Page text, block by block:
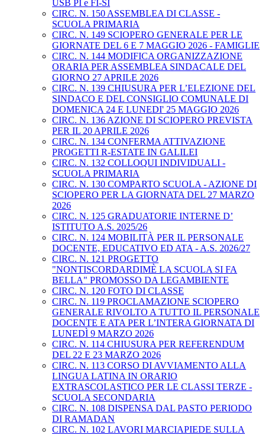
USB PI e FI-SI
CIRC. N. 150 ASSEMBLEA DI CLASSE -
SCUOLA PRIMARIA
CIRC. N. 149 SCIOPERO GENERALE PER LE
GIORNATE DEL 6 E 7 MAGGIO 2026 - FAMIGLIE
CIRC. N. 144 MODIFICA ORGANIZZAZIONE
ORARIA PER ASSEMBLEA SINDACALE DEL
GIORNO 27 APRILE 2026
CIRC. N. 139 CHIUSURA PER L’ELEZIONE DEL
SINDACO E DEL CONSIGLIO COMUNALE DI
DOMENICA 24 E LUNEDI' 25 MAGGIO 2026
CIRC. N. 136 AZIONE DI SCIOPERO PREVISTA
PER IL 20 APRILE 2026
CIRC. N. 134 CONFERMA ATTIVAZIONE
PROGETTI R-ESTATE IN GALILEI
CIRC. N. 132 COLLOQUI INDIVIDUALI -
SCUOLA PRIMARIA
CIRC. N. 130 COMPARTO SCUOLA - AZIONE DI
SCIOPERO PER LA GIORNATA DEL 27 MARZO
2026
CIRC. N. 125 GRADUATORIE INTERNE D’
ISTITUTO A.S. 2025/26
CIRC. N. 124 MOBILITÀ PER IL PERSONALE
DOCENTE, EDUCATIVO ED ATA - A.S. 2026/27
CIRC. N. 121 PROGETTO
"NONTISCORDARDIMÈ LA SCUOLA SI FA
BELLA" PROMOSSO DA LEGAMBIENTE
CIRC. N. 120 FOTO DI CLASSE
CIRC. N. 119 PROCLAMAZIONE SCIOPERO
GENERALE RIVOLTO A TUTTO IL PERSONALE
DOCENTE E ATA PER L’INTERA GIORNATA DI
LUNEDÌ 9 MARZO 2026
CIRC. N. 114 CHIUSURA PER REFERENDUM
DEL 22 E 23 MARZO 2026
CIRC. N. 113 CORSO DI AVVIAMENTO ALLA
LINGUA LATINA IN ORARIO
EXTRASCOLASTICO PER LE CLASSI TERZE -
SCUOLA SECONDARIA
CIRC. N. 108 DISPENSA DAL PASTO PERIODO
DI RAMADAN
CIRC. N. 102 LAVORI MARCIAPIEDE SULLA